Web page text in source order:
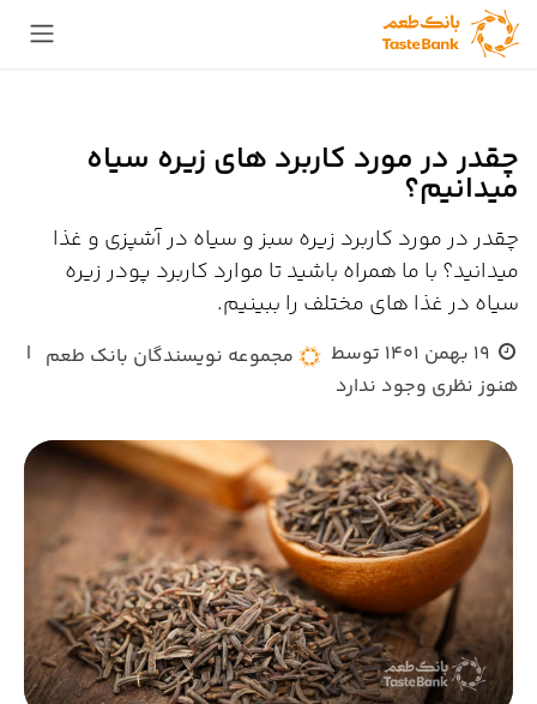
Skip to Content
چقدر در مورد کاربرد های زیره سیاه
میدانیم؟
چقدر در مورد کاربرد زیره سبز و سیاه در آشپزی و غذا
میدانید؟ با ما همراه باشید تا موارد کاربرد پودر زیره
سیاه در غذا های مختلف را ببینیم.
19 بهمن 1401 توسط مجموعه نویسندگان بانک طعم |
هنوز نظری وجود ندارد